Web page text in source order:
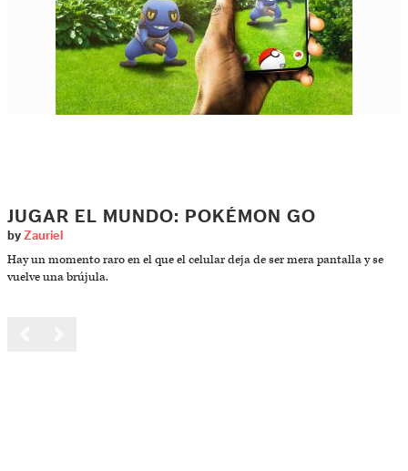
JUGAR EL MUNDO: POKÉMON GO
by Zauriel
Hay un momento raro en el que el celular deja de ser mera pantalla y se
vuelve una brújula.